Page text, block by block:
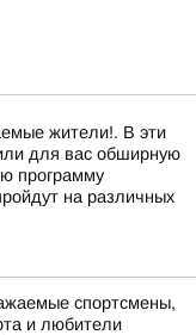
жители!. В эти
для вас обширную
программу
на различных
спортсмены,
и любители